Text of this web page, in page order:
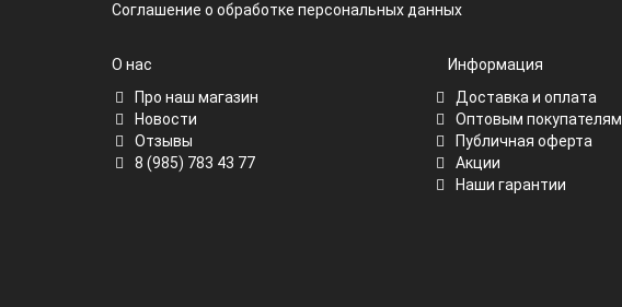
Соглашение о обработке персональных данных
О нас
Про наш магазин
Новости
Отзывы
8 (985) 783 43 77
Информация
Доставка и оплата
Оптовым покупателям
Публичная оферта
Акции
Наши гарантии